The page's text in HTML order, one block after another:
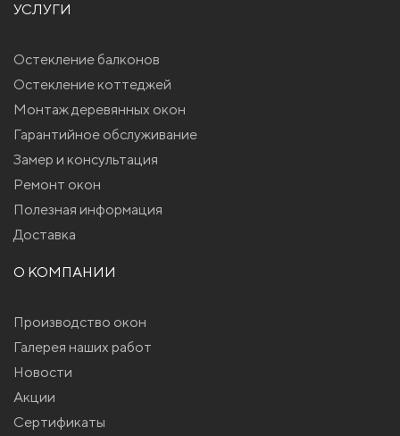
УСЛУГИ
Остекление балконов
Остекление коттеджей
Монтаж деревянных окон
Гарантийное обслуживание
Замер и консультация
Ремонт окон
Полезная информация
Доставка
О КОМПАНИИ
Производство окон
Галерея наших работ
Новости
Акции
Сертификаты